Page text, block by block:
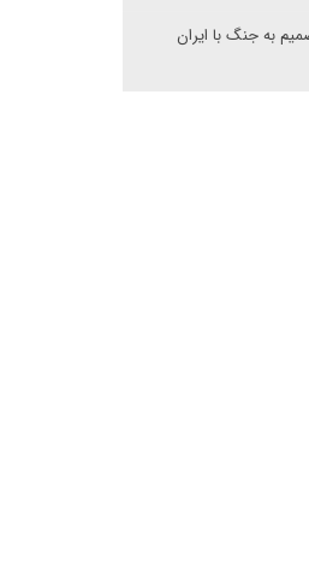
به جنگ با ایران